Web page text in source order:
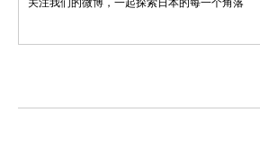
关注我们的微博，一起探索日本的每一个角落